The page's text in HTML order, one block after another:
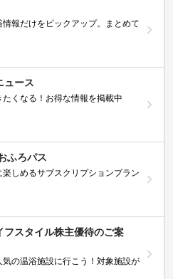
情報だけをピックアップ。まとめて
ュース
くなる！お得な情報を掲載中
ふろパス
しめるサブスクリプションプラン
フスタイル株主優待のご案
の温浴施設に行こう！対象施設が